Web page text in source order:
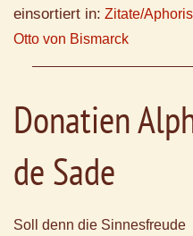
einsortiert in: Zitate/
Otto von Bismarck
Donatien
de Sade
Soll denn die Sinnesfreude